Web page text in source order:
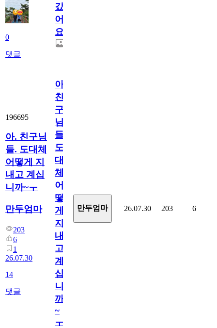
0
댓글
갔
어
요.
196695
아. 친구님
들. 도대체
어떻게 지
내고 계십
니까~ㅜ
만두엄마
203
6
1
26.07.30
14
댓글
아.
친
구
님
들.
도
대
체
어
떻
게
지
내
고
계
십
니
까
~
ㅜ
만두엄마 26.07.30 203 6